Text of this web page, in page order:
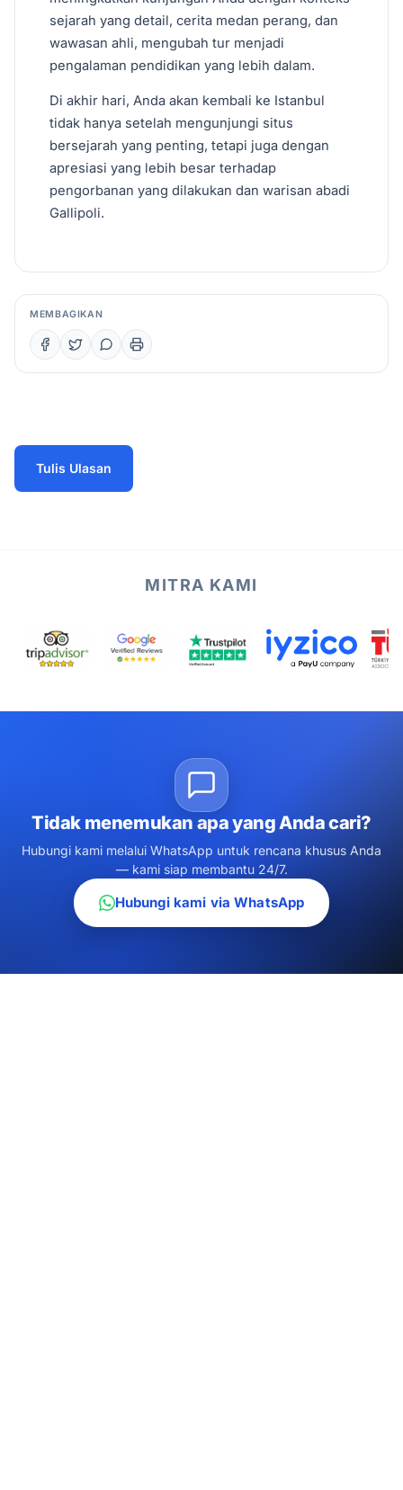
sejarah yang detail, cerita medan perang, dan
wawasan ahli, mengubah tur menjadi
pengalaman pendidikan yang lebih dalam.
Di akhir hari, Anda akan kembali ke Istanbul
tidak hanya setelah mengunjungi situs
bersejarah yang penting, tetapi juga dengan
apresiasi yang lebih besar terhadap
pengorbanan yang dilakukan dan warisan abadi
Gallipoli.
MEMBAGIKAN
Tulis Ulasan
MITRA KAMI
Tidak menemukan apa yang Anda cari?
Hubungi kami melalui WhatsApp untuk rencana khusus Anda
— kami siap membantu 24/7.
Hubungi kami via WhatsApp